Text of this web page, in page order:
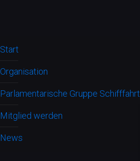
Start
Organisation
Parlamentarische Gruppe Schifffahrt
Mitglied werden
News